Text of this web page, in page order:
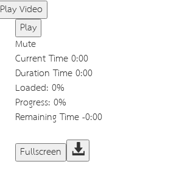
Play Video
Play
Mute
Current Time0:00
Duration Time0:00
Loaded: 0%
Progress: 0%
Remaining Time-0:00
Fullscreen